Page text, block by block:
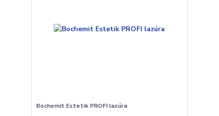
Bochemit Estetik PROFI lazúra